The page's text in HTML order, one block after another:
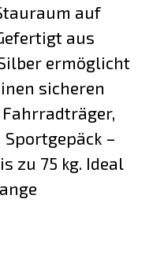
auf
aus
ermöglicht
sicheren
–
zu 75 kg. Ideal